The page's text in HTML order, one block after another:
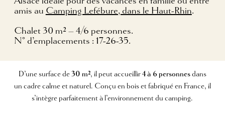
amis au Camping Lefébure, dans le Haut-Rhin.
Chalet 30 m² – 4/6 personnes.
N° d’emplacements : 17-26-35.
D’une surface de30 m², il peut accueillir4 à 6 personnesdans
un cadre calme et naturel. Conçu en bois et fabriqué en France, il
s’intègre parfaitement à l’environnement du camping.